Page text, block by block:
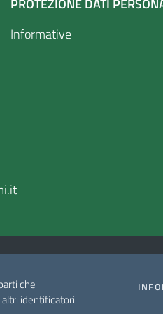
che
identificatori
PROTEZIONE DATI
Informative